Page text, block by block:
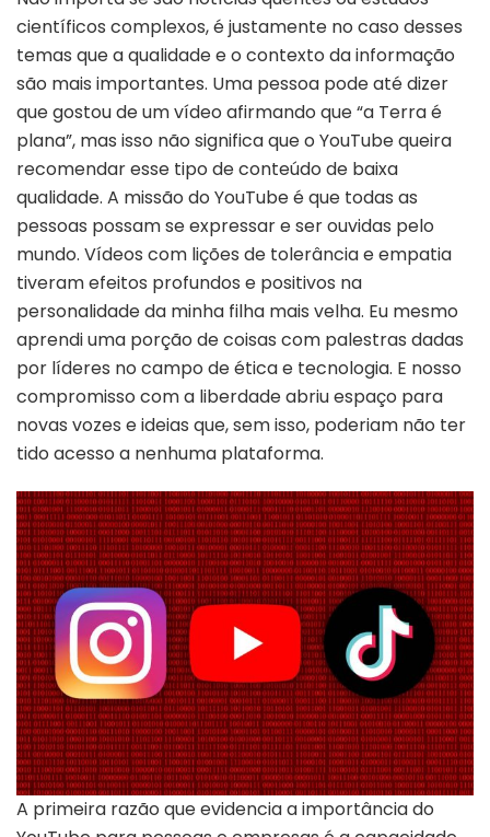
científicos complexos, é justamente no caso desses
temas que a qualidade e o contexto da informação
são mais importantes. Uma pessoa pode até dizer
que gostou de um vídeo afirmando que “a Terra é
plana”, mas isso não significa que o YouTube queira
recomendar esse tipo de conteúdo de baixa
qualidade. A missão do YouTube é que todas as
pessoas possam se expressar e ser ouvidas pelo
mundo. Vídeos com lições de tolerância e empatia
tiveram efeitos profundos e positivos na
personalidade da minha filha mais velha. Eu mesmo
aprendi uma porção de coisas com palestras dadas
por líderes no campo de ética e tecnologia. E nosso
compromisso com a liberdade abriu espaço para
novas vozes e ideias que, sem isso, poderiam não ter
tido acesso a nenhuma plataforma.
A primeira razão que evidencia a importância do